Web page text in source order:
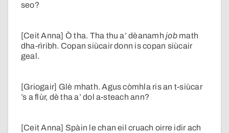
seo?
[Ceit Anna] Ò tha. Tha thu a’ dèanamhjobmath
dha-rìribh. Copan siùcair donn is copan siùcair
geal.
[Griogair] Glè mhath. Agus còmhla ris an t-siùcar
’s a flùr, dè tha a’ dol a-steach ann?
[Ceit Anna] Spàin le chan eil cruach oirre idir ach